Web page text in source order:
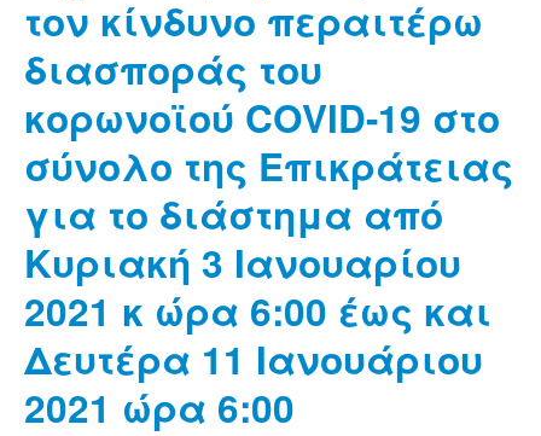
τον κίνδυνο περαιτέρω
διασποράς του
κορωνοϊού COVID-19 στο
σύνολο της Επικράτειας
για το διάστημα από
Κυριακή 3 Ιανουαρίου
2021 κ ώρα 6:00 έως και
Δευτέρα 11 Ιανουάριου
2021 ώρα 6:00